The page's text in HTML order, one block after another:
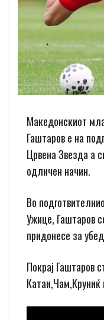
Македонскиот
Гаштаров е на
Црвена Звезда а
одличен начин.
Во
Ужице, Гаштаров
придонесе за
Покрај Гаштаров
Катаи,Чам,Круниќ